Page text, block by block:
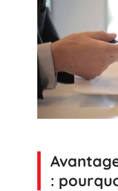
: